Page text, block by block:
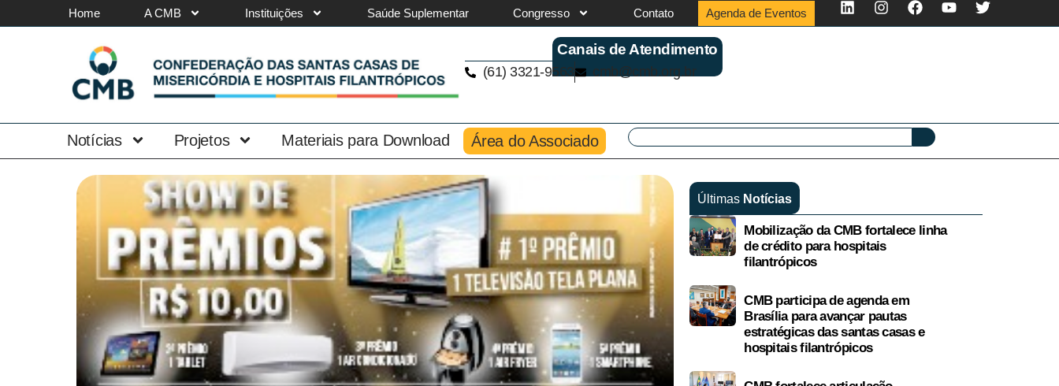
Home A CMB Instituições Saúde Suplementar Congresso Contato Agenda de Eventos
Canais de Atendimento
(61) 3321-9563 cmb@cmb.org.br
Notícias Projetos Materiais para Download Área do Associado
Últimas Notícias
Mobilização da CMB fortalece linha
de crédito para hospitais
filantrópicos
CMB participa de agenda em
Brasília para avançar pautas
estratégicas das santas casas e
hospitais filantrópicos